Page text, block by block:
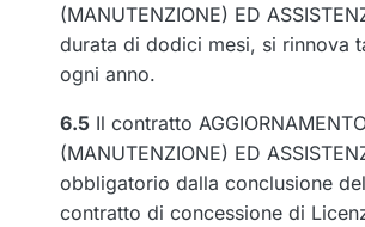
(MANUTENZIONE) ED
durata di dodici mesi, si rinnova
ogni anno.
6.5 Il contratto
(MANUTENZIONE) ED
obbligatorio dalla conclusione
contratto di concessione di